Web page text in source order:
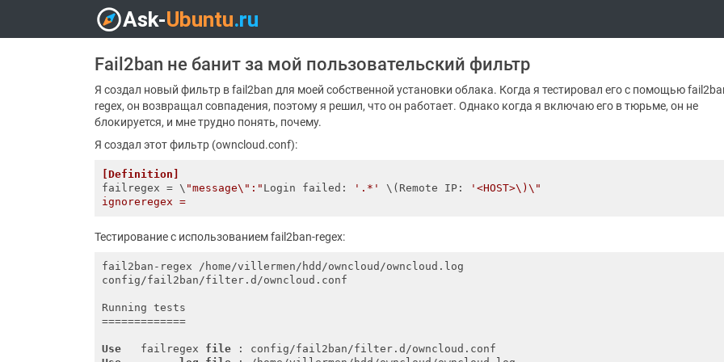
Fail2ban не банит за мой пользовательский фильтр
Я создал новый фильтр в fail2ban для моей собственной установки облака. Когда я тестировал его с помощью
regex, он возвращал совпадения, поэтому я решил, что он работает. Однако когда я включаю его в тюрьме, он не
блокируется, и мне трудно понять, почему.
Я создал этот фильтр (owncloud.conf):
[Definition]
failregex = \ "message\":" Login failed: '.*' \(Remote IP:
'<HOST>\)\"
Тестирование с использованием fail2ban-regex:
fail2ban-regex /home/villermen/hdd/owncloud/owncloud.log
config/fail2ban/filter.d/owncloud.conf
Running tests
=============
Use
   failregex
file